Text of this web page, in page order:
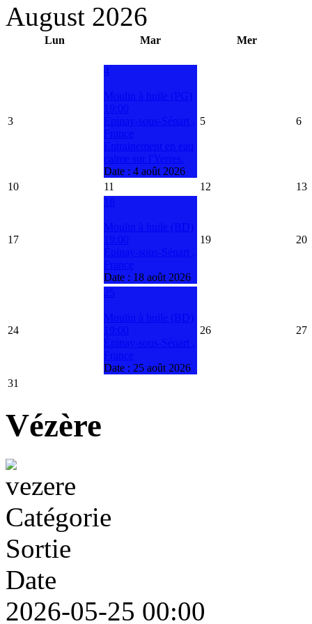
August 2026
Lun Mar Mer
3
Date : 4 août 2026
5 6
10 11 12 13
17
Date : 18 août 2026
19 20
24
Date : 25 août 2026
26 27
31
Vézère
Catégorie
Sortie
Date
2026-05-25 00:00